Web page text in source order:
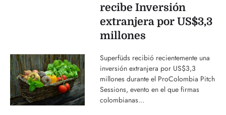
recibe Inversión
extranjera por US$3,3
millones
Superfüds recibió recientemente una
inversión extranjera por US$3,3
millones durante el ProColombia Pitch
Sessions, evento en el que firmas
colombianas...